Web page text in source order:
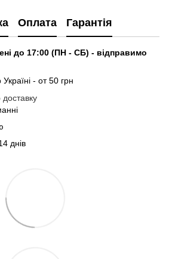
Оплата Гарантія
до 17:00 (ПН - СБ) - відправимо
- от 50 грн
днів